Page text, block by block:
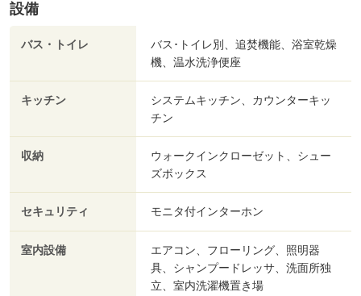
設備
バス・トイレ
バス･トイレ別、追焚機能、浴室乾燥
機、温水洗浄便座
キッチン
システムキッチン、カウンターキッ
チン
収納
ウォークインクローゼット、シュー
ズボックス
セキュリティ モニタ付インターホン
室内設備
エアコン、フローリング、照明器
具、シャンプードレッサ、洗面所独
立、室内洗濯機置き場